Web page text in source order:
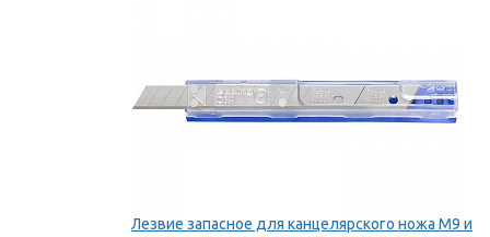
Лезвие запасное для канцелярского ножа M9 и